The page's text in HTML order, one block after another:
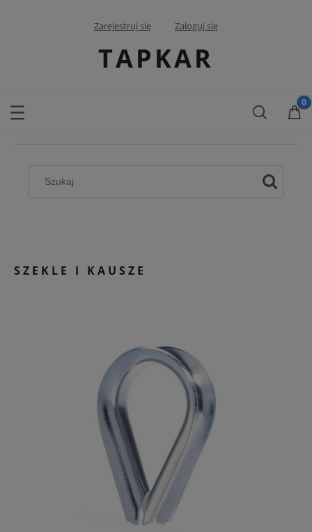
Zarejestruj się Zaloguj się
TAPKAR
SZEKLE I KAUSZE